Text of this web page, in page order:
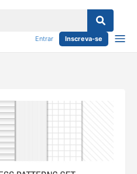
Entrar Inscreva-se